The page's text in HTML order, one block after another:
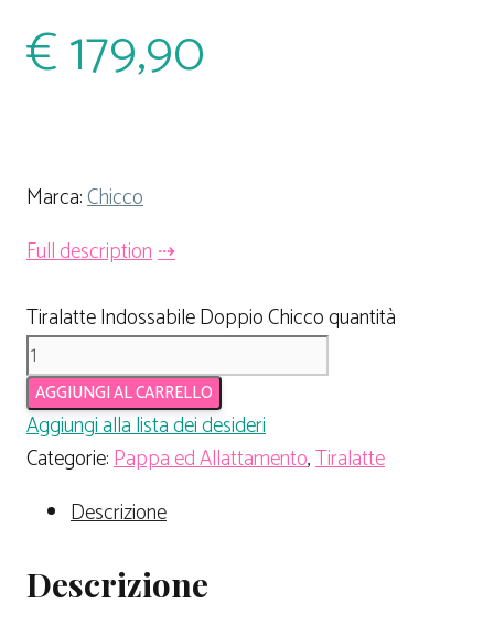
€179,90
Marca:Chicco
Full description
Tiralatte Indossabile Doppio Chicco quantità
AGGIUNGI AL CARRELLO
Aggiungi alla lista dei desideri
Categorie:Pappa ed Allattamento,Tiralatte
Descrizione
Descrizione